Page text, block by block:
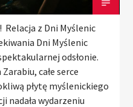
z Dni Myślenic
Dni Myślenic
odsłonie.
całe serce
płytę myślenickiego
nadała wydarzeniu